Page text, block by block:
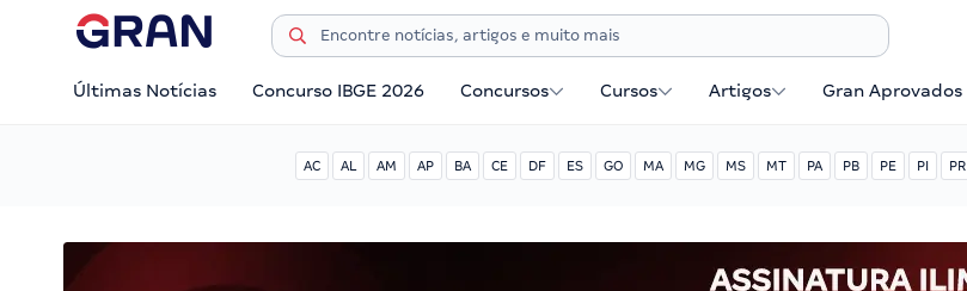
Últimas Notícias Concurso IBGE 2026 Concursos Cursos Artigos Gran Aprovados
AC AL AM AP BA CE DF ES GO MA MG MS MT PA PB PE PI PR